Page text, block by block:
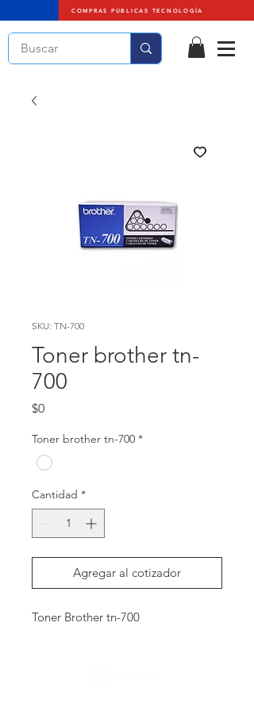
COMPRAS PÚBLICAS TECNOLOGÍA
SKU: TN-700
Toner brother tn-
700
$0Precio
Toner brother tn-700 *
Cantidad *
Agregar al cotizador
Toner Brother tn-700